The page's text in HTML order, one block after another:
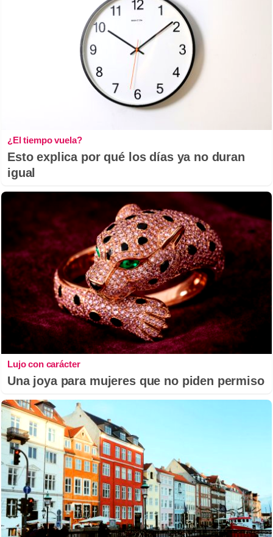
¿El tiempo vuela?
Esto explica por qué los días ya no duran
igual
Lujo con carácter
Una joya para mujeres que no piden permiso